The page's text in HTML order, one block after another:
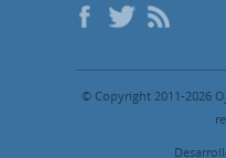
© Copyright 2011-2026